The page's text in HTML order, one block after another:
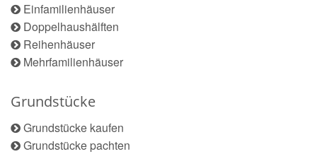
Einfamilienhäuser
Doppelhaushälften
Reihenhäuser
Mehrfamilienhäuser
Grundstücke
Grundstücke kaufen
Grundstücke pachten